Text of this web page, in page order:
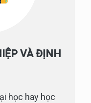
VÀ ĐỊNH
học hay học